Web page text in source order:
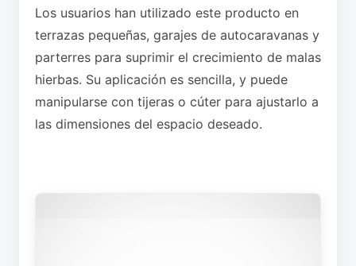
Los usuarios han utilizado este producto en
terrazas pequeñas, garajes de autocaravanas y
parterres para suprimir el crecimiento de malas
hierbas. Su aplicación es sencilla, y puede
manipularse con tijeras o cúter para ajustarlo a
las dimensiones del espacio deseado.